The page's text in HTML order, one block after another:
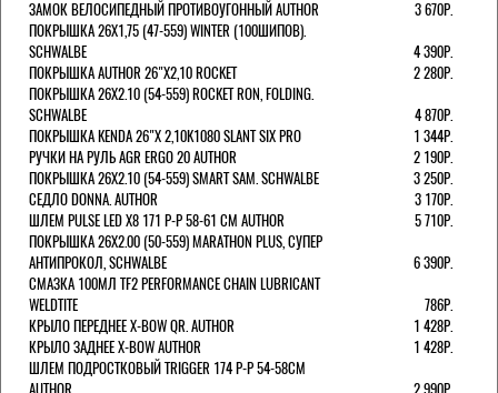
ЗАМОК ВЕЛОСИПЕДНЫЙ ПРОТИВОУГОННЫЙ AUTHOR
3 670Р.
ПОКРЫШКА 26X1,75 (47-559) WINTER (100ШИПОВ).
SCHWALBE
4 390Р.
ПОКРЫШКА AUTHOR 26"Х2,10 ROCKET
2 280Р.
ПОКРЫШКА 26X2.10 (54-559) ROCKET RON, FOLDING.
SCHWALBE
4 870Р.
ПОКРЫШКА KENDA 26"Х 2,10K1080 SLANT SIX PRO
1 344Р.
РУЧКИ НА РУЛЬ AGR ERGO 20 AUTHOR
2 190Р.
ПОКРЫШКА 26X2.10 (54-559) SMART SAM. SCHWALBE
3 250Р.
СЕДЛО DONNA. AUTHOR
3 170Р.
ШЛЕМ PULSE LED X8 171 Р-Р 58-61 СМ AUTHOR
5 710Р.
ПОКРЫШКА 26X2.00 (50-559) MARATHON PLUS, СУПЕР
АНТИПРОКОЛ, SCHWALBE
6 390Р.
СМАЗКА 100МЛ TF2 PERFORMANCE CHAIN LUBRICANT
WELDTITE
786Р.
КРЫЛО ПЕРЕДНЕЕ X-BOW QR. AUTHOR
1 428Р.
КРЫЛО ЗАДНЕЕ X-BOW AUTHOR
1 428Р.
ШЛЕМ ПОДРОСТКОВЫЙ TRIGGER 174 Р-Р 54-58СМ
AUTHOR
2 990Р.